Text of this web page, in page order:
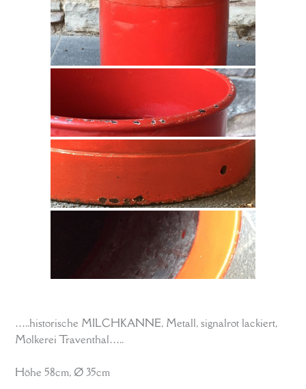
…..historische MILCHKANNE, Metall, signalrot lackiert,
Molkerei Traventhal…..
Höhe 58cm, Ø 35cm